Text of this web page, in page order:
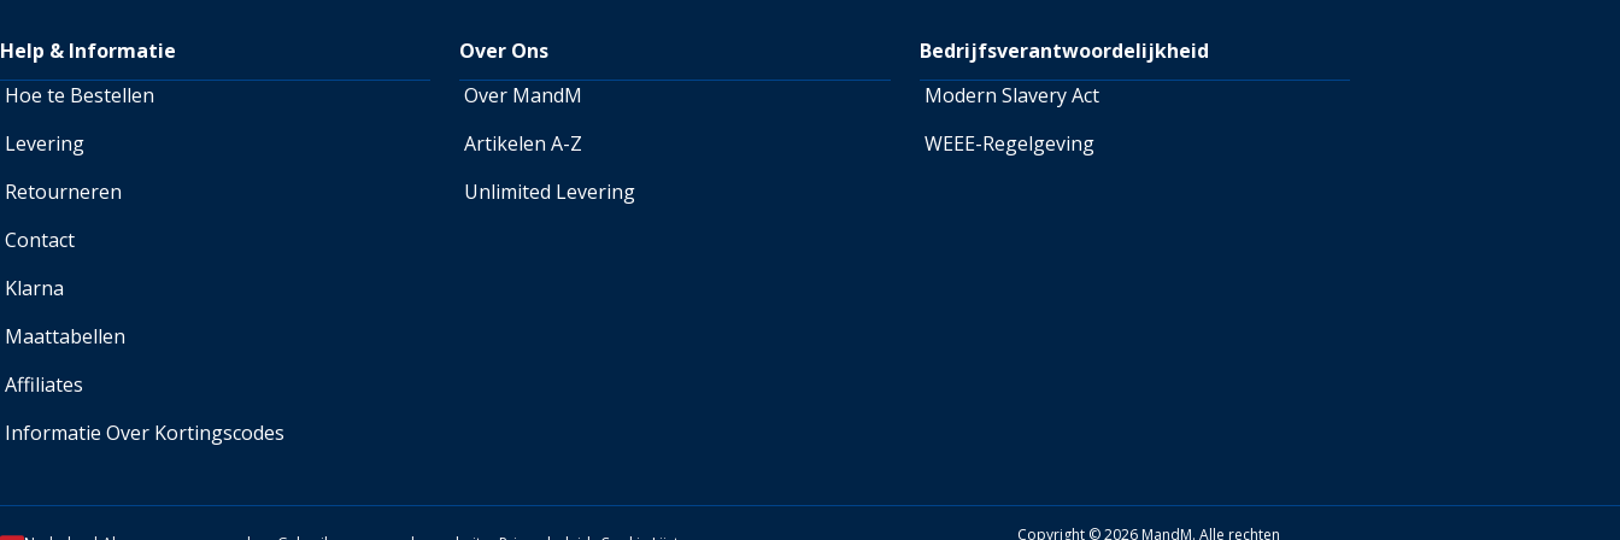
Help & Informatie
Hoe te Bestellen
Levering
Retourneren
Contact
Klarna
Maattabellen
Affiliates
Informatie Over Kortingscodes
Over Ons
Over MandM
Artikelen A-Z
Unlimited Levering
Bedrijfsverantwoordelijkheid
Modern Slavery Act
WEEE-Regelgeving
Copyright © 2026 MandM. Alle rechten